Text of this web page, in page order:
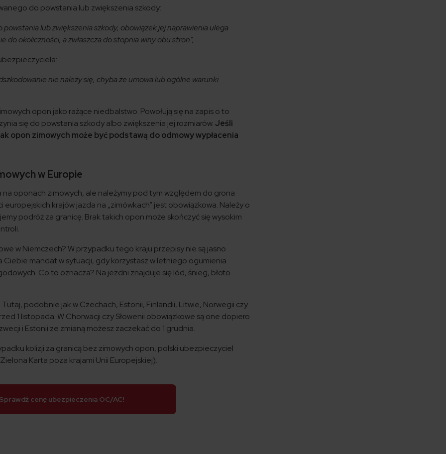
do powstania lub zwiększenia szkody:
powstania lub zwiększenia szkody, obowiązek jej naprawienia ulega
okoliczności, a zwłaszcza do stopnia winy obu stron”,
nie należy się, chyba że umowa lub ogólne warunki
opon jako rażące niedbalstwo. Powołują się na zapis o to
się do powstania szkody albo zwiększenia jej rozmiarów.Jeśli
opon zimowych może być podstawą do odmowy wypłacenia
w Europie
na oponach zimowych, ale należymy pod tym względem do grona
europejskich krajów jazda na „zimówkach” jest obowiązkowa. Należy o
podróż za granicę. Brak takich opon może skończyć się wysokim
w Niemczech? W przypadku tego kraju przepisy nie są jasno
Ciebie mandat w sytuacji, gdy korzystasz w letniego ogumienia
Co to oznacza? Na jezdni znajduje się lód, śnieg, błoto
podobnie jak w Czechach, Estonii, Finlandii, Litwie, Norwegii czy
1 listopada. W Chorwacji czy Słowenii obowiązkowe są one dopiero
i Estonii ze zmianą możesz zaczekać do 1 grudnia.
kolizji za granicą bez zimowych opon, polski ubezpieczyciel
Karta poza krajami Unii Europejskiej).
Sprawdź cenę ubezpieczenia OC/AC!